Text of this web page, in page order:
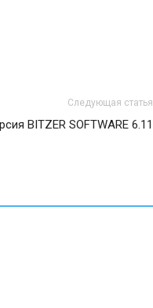
Следующая статья
BITZER SOFTWARE 6.11